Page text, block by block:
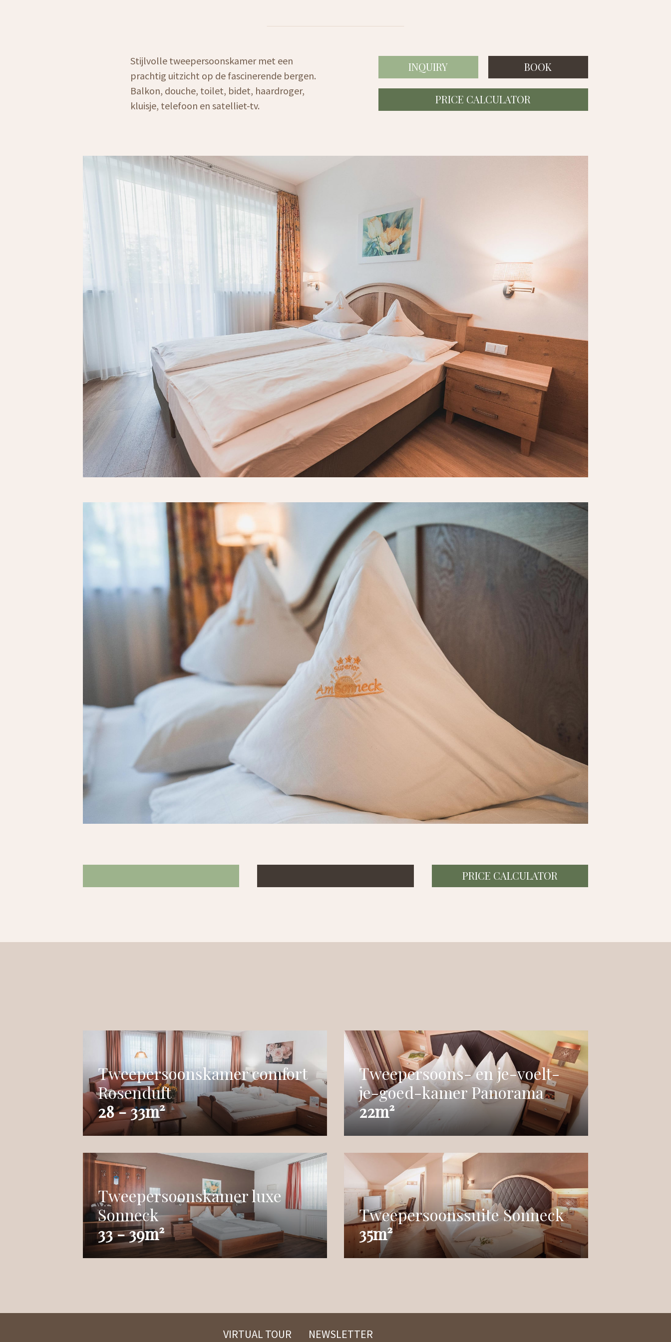
Stijlvolle tweepersoonskamer met een
prachtig uitzicht op de fascinerende bergen.
Balkon, douche, toilet, bidet, haardroger,
kluisje, telefoon en satelliet-tv.
INQUIRY BOOK
PRICE CALCULATOR
PRICE CALCULATOR
Tweepersoonskamer comfort
Rosenduft
28 - 33m²
Tweepersoons- en je-voelt-
je-goed-kamer Panorama
22m²
Tweepersoonskamer luxe
Sonneck
33 - 39m²
Tweepersoonssuite Sonneck
35m²
VIRTUAL TOUR NEWSLETTER